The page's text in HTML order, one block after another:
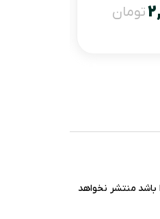
تومان
باشد منتشر نخواهد